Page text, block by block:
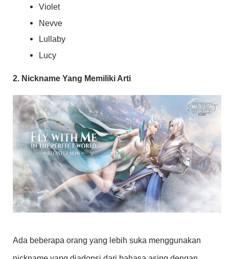
Violet
Nevve
Lullaby
Lucy
2. Nickname Yang Memiliki Arti
Ada beberapa orang yang lebih suka menggunakan